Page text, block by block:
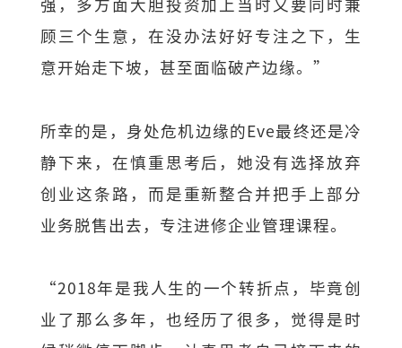
顾三个生意，在没办法好好专注之下，生
意开始走下坡，甚至面临破产边缘。”
所幸的是，身处危机边缘的Eve最终还是冷
静下来，在慎重思考后，她没有选择放弃
创业这条路，而是重新整合并把手上部分
业务脱售出去，专注进修企业管理课程。
“2018年是我人生的一个转折点，毕竟创
业了那么多年，也经历了很多，觉得是时